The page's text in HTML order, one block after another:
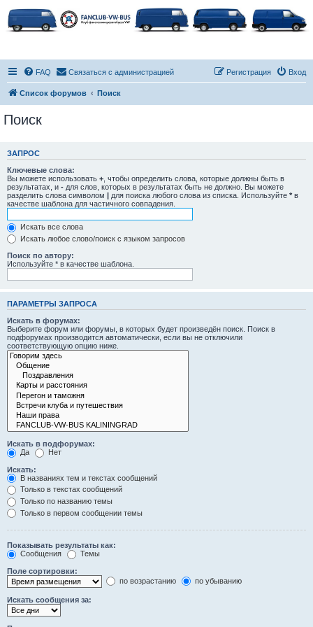
FAQ Связаться с администрацией Вход
Регистрация
Список форумов Поиск
Поиск
ЗАПРОС
Ключевые слова:
Вы можете использовать + , чтобы определить слова, которые должны быть в
результатах, и - для слов, которых в результатах быть не должно. Вы можете
разделить слова символом | для поиска любого слова из списка. Используйте * в
качестве шаблона для частичного совпадения.
Искать все слова
Искать любое слово/поиск с языком запросов
Поиск по автору:
Используйте * в качестве шаблона.
ПАРАМЕТРЫ ЗАПРОСА
Искать в форумах:
Выберите форум или форумы, в которых будет произведён поиск. Поиск в
подфорумах производится автоматически, если вы не отключили
соответствующую опцию ниже.
Искать в подфорумах:
Да
Нет
Искать:
В названиях тем и текстах сообщений
Только в текстах сообщений
Только по названию темы
Только в первом сообщении темы
Показывать результаты как:
Сообщения
Темы
Поле сортировки:
по возрастанию
по убыванию
Искать сообщения за: